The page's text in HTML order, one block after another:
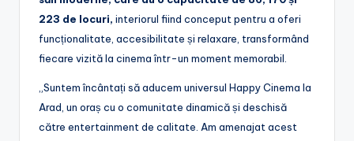
223 de locuri, interiorul fiind conceput pentru a oferi
funcționalitate, accesibilitate și relaxare, transformând
fiecare vizită la cinema într-un moment memorabil.
„Suntem încântați să aducem universul Happy Cinema la
Arad, un oraș cu o comunitate dinamică și deschisă
către entertainment de calitate. Am amenajat acest